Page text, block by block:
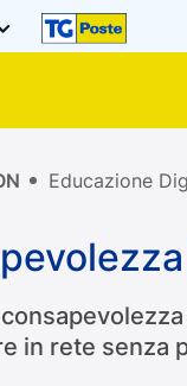
Educazione
in rete senza